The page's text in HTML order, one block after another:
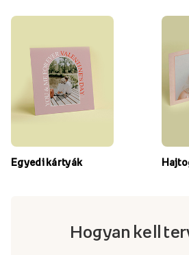
Egyedi kártyák
Hogyan kell